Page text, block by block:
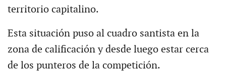
territorio capitalino.
Esta situación puso al cuadro santista en la
zona de calificación y desde luego estar cerca
de los punteros de la competición.